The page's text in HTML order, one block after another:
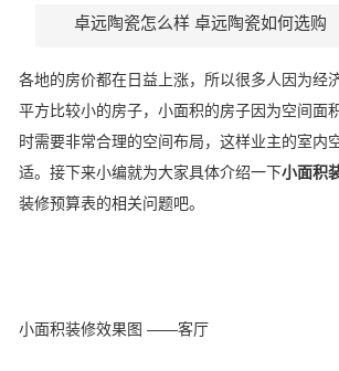
卓远陶瓷怎么样 卓远陶瓷如何选购
各地的房价都在日益上涨，所以很多人因为经
平方比较小的房子，小面积的房子因为空间面
时需要非常合理的空间布局，这样业主的室内
适。接下来小编就为大家具体介绍一下小面积
装修预算表的相关问题吧。
小面积装修效果图 ——客厅